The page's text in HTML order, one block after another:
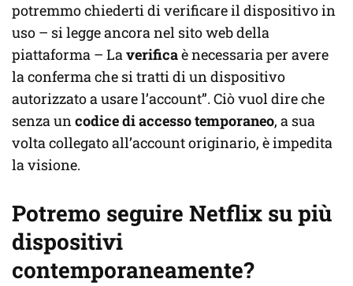
potremmo chiederti di verificare il dispositivo in
uso – si legge ancora nel sito web della
piattaforma – Laverificaè necessaria per avere
la conferma che si tratti di un dispositivo
autorizzato a usare l’account”. Ciò vuol dire che
senza uncodice di accesso temporaneo, a sua
volta collegato all’account originario, è impedita
la visione.
Potremo seguire Netflix su più
dispositivi
contemporaneamente?